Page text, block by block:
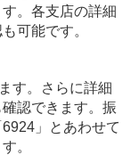
。各支店の詳細
可能です。
す。さらに詳細
認できます。振
」とあわせて
。